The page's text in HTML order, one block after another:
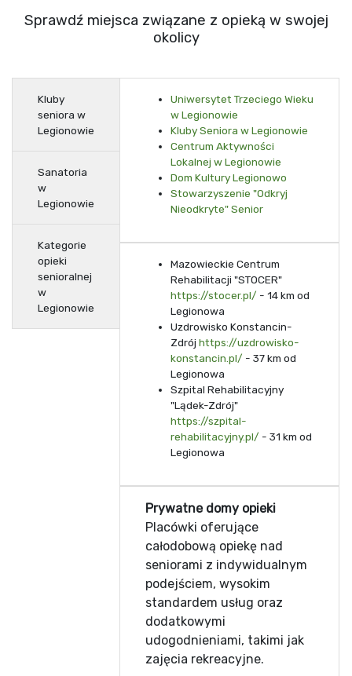
Sprawdź miejsca związane z opieką w swojej
okolicy
Kluby
seniora w
Legionowie
Sanatoria
w
Legionowie
Kategorie
opieki
senioralnej
w
Legionowie
Uniwersytet Trzeciego Wieku
w Legionowie
Kluby Seniora w Legionowie
Centrum Aktywności
Lokalnej w Legionowie
Dom Kultury Legionowo
Stowarzyszenie "Odkryj
Nieodkryte" Senior
Mazowieckie Centrum
Rehabilitacji "STOCER"
https://stocer.pl/ - 14 km od
Legionowa
Uzdrowisko Konstancin-
Zdrój https://uzdrowisko-
konstancin.pl/ - 37 km od
Legionowa
Szpital Rehabilitacyjny
"Lądek-Zdrój"
https://szpital-
rehabilitacyjny.pl/ - 31 km od
Legionowa
Prywatne domy opieki
Placówki oferujące
całodobową opiekę nad
seniorami z indywidualnym
podejściem, wysokim
standardem usług oraz
dodatkowymi
udogodnieniami, takimi jak
zajęcia rekreacyjne.